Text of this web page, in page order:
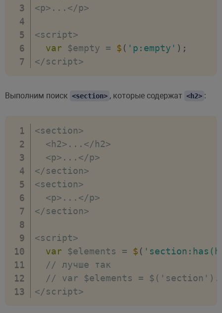
<p> ... </p>
<script>
var $empty = $ ( 'p:empty' ) ;
</script>
Выполним поиск <section> , которые содержат <h2> :
<section>
<h2> ... </h2>
<p> ... </p>
</section>
<section>
<p> ... </p>
</section>
<script>
var $elements = $ (
// лучше так
// var $elements =
</script>